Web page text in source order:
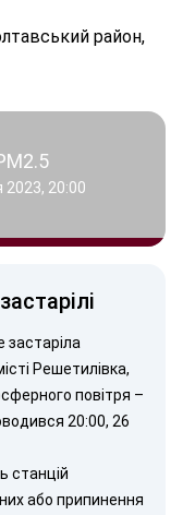
район,
2023, 20:00
застаріла
Решетилівка,
повітря –
20:00, 26
станцій
або припинення